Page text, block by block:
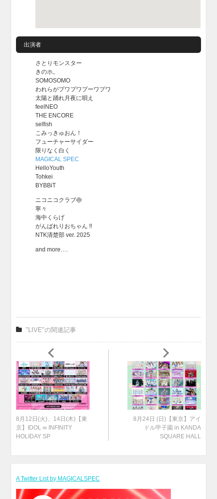
出演者
さとりモンスター
きのホ。
SOMOSOMO
われらがプワプワプーワプワ
太陽と踊れ月夜に唄え
feelNEO
THE ENCORE
selfish
こみっきゅおん！
フューチャーサイダー
限りなく白く
MAGICAL SPEC
HelloYouth
Tohkei
BYBBiT
ニコニコクラブ🍥
寧々
海中くらげ
がんばれりおちゃん !!
NTK清楚部 ver. 2025
and more….
"LIVE"の関連記事
8月12日(火)、14日(木)【東
京】IDOL ∞ INFINITY
HOLIDAY SP
8月24日 (日)【東京】アイ
ドル甲子園 in KANDA
SQUARE HALL
A Twitter List by MAGICALSPEC